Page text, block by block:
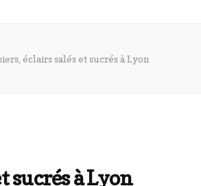
éclairs salés et sucrés à Lyon
sucrés à Lyon